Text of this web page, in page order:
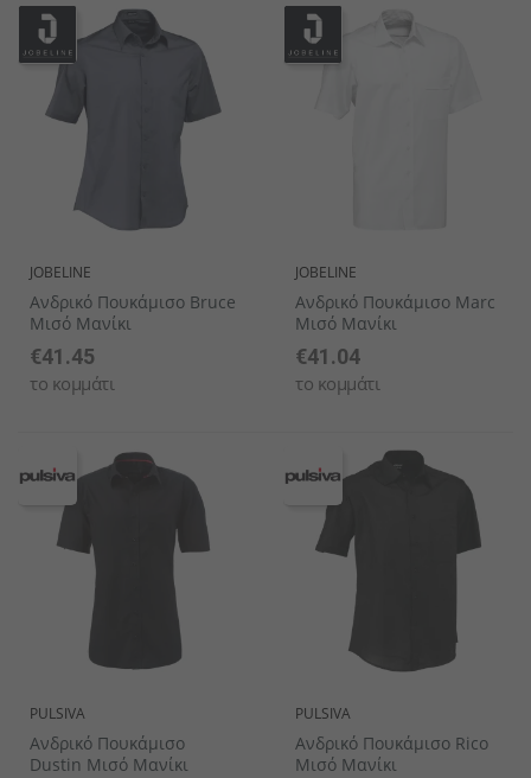
JOBELINE
Ανδρικό Πουκάμισο Bruce
Μισό Μανίκι
€41.45
το κομμάτι
JOBELINE
Ανδρικό Πουκάμισο Marc
Μισό Μανίκι
€41.04
το κομμάτι
PULSIVA
Ανδρικό Πουκάμισο
Dustin Μισό Μανίκι
PULSIVA
Ανδρικό Πουκάμισο Rico
Μισό Μανίκι